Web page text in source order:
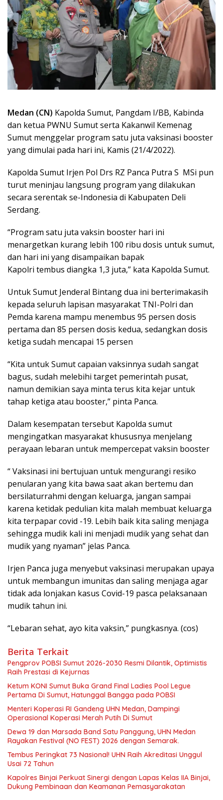
Medan (CN) Kapolda Sumut, Pangdam I/BB, Kabinda
dan ketua PWNU Sumut serta Kakanwil Kemenag
Sumut menggelar program satu juta vaksinasi booster
yang dimulai pada hari ini, Kamis (21/4/2022).
Kapolda Sumut Irjen Pol Drs RZ Panca Putra S MSi pun
turut meninjau langsung program yang dilakukan
secara serentak se-Indonesia di Kabupaten Deli
Serdang.
“Program satu juta vaksin booster hari ini
menargetkan kurang lebih 100 ribu dosis untuk sumut,
dan hari ini yang disampaikan bapak
Kapolri tembus diangka 1,3 juta,” kata Kapolda Sumut.
Untuk Sumut Jenderal Bintang dua ini berterimakasih
kepada seluruh lapisan masyarakat TNI-Polri dan
Pemda karena mampu menembus 95 persen dosis
pertama dan 85 persen dosis kedua, sedangkan dosis
ketiga sudah mencapai 15 persen
“Kita untuk Sumut capaian vaksinnya sudah sangat
bagus, sudah melebihi target pemerintah pusat,
namun demikian saya minta terus kita kejar untuk
tahap ketiga atau booster,” pinta Panca.
Dalam kesempatan tersebut Kapolda sumut
mengingatkan masyarakat khususnya menjelang
perayaan lebaran untuk mempercepat vaksin booster
“ Vaksinasi ini bertujuan untuk mengurangi resiko
penularan yang kita bawa saat akan bertemu dan
bersilaturrahmi dengan keluarga, jangan sampai
karena ketidak pedulian kita malah membuat keluarga
kita terpapar covid -19. Lebih baik kita saling menjaga
sehingga mudik kali ini menjadi mudik yang sehat dan
mudik yang nyaman” jelas Panca.
Irjen Panca juga menyebut vaksinasi merupakan upaya
untuk membangun imunitas dan saling menjaga agar
tidak ada lonjakan kasus Covid-19 pasca pelaksanaan
mudik tahun ini.
“Lebaran sehat, ayo kita vaksin,” pungkasnya. (cos)
Berita Terkait
Pengprov POBSI Sumut 2026-2030 Resmi Dilantik, Optimistis
Raih Prestasi di Kejurnas
Ketum KONI Sumut Buka Grand Final Ladies Pool Legue
Pertama Di Sumut, Hatunggal Bangga pada POBSI
Menteri Koperasi RI Gandeng UHN Medan, Dampingi
Operasional Koperasi Merah Putih Di Sumut
Dewa 19 dan Marsada Band Satu Panggung, UHN Medan
Rayakan Festival (NO FEST) 2026 dengan Semarak.
Tembus Peringkat 73 Nasional! UHN Raih Akreditasi Unggul
Usai 72 Tahun
Kapolres Binjai Perkuat Sinergi dengan Lapas Kelas IIA Binjai,
Dukung Pembinaan dan Keamanan Pemasyarakatan